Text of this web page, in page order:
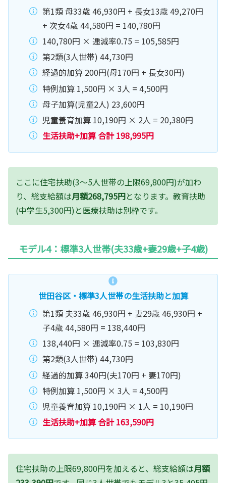
第1類 母33歳 46,930円 + 長女13歳 49,270円
+ 次女4歳 44,580円 = 140,780円
140,780円 × 逓減率0.75 = 105,585円
第2類(3人世帯) 44,730円
経過的加算 200円(母170円 + 長女30円)
特例加算 1,500円 × 3人 = 4,500円
母子加算(児童2人) 23,600円
児童養育加算 10,190円 × 2人 = 20,380円
生活扶助+加算 合計 198,995円
ここに住宅扶助(3〜5人世帯の上限69,800円)が加わ
り、総支給額は月額268,795円となります。教育扶助
(中学生5,300円)と医療扶助は別枠です。
モデル4：標準3人世帯(夫33歳+妻29歳+子4歳)
世田谷区・標準3人世帯の生活扶助と加算
第1類 夫33歳 46,930円 + 妻29歳 46,930円 +
子4歳 44,580円 = 138,440円
138,440円 × 逓減率0.75 = 103,830円
第2類(3人世帯) 44,730円
経過的加算 340円(夫170円 + 妻170円)
特例加算 1,500円 × 3人 = 4,500円
児童養育加算 10,190円 × 1人 = 10,190円
生活扶助+加算 合計 163,590円
住宅扶助の上限69,800円を加えると、総支給額は月額